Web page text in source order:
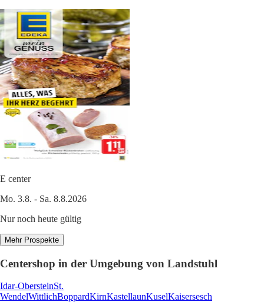
E center
Mo. 3.8. - Sa. 8.8.2026
Nur noch heute gültig
Mehr Prospekte
Centershop in der Umgebung von Landstuhl
Idar-ObersteinSt.
WendelWittlichBoppardKirnKastellaunKuselKaisersesch